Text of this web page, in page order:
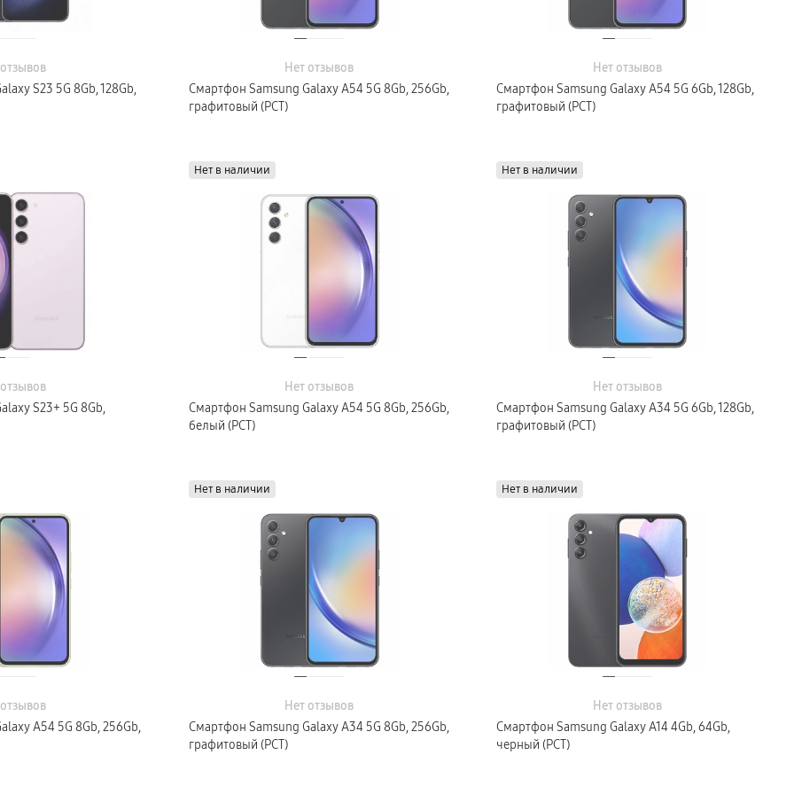
S23 5G 8Gb, 128Gb,
Нет отзывов
Смартфон Samsung Galaxy A54 5G 8Gb, 256Gb,
графитовый (РСТ)
Нет отзывов
Смартфон Samsung Galaxy A54 5G 6Gb, 128Gb,
графитовый (РСТ)
S23+ 5G 8Gb,
Нет в наличии
Нет отзывов
Смартфон Samsung Galaxy A54 5G 8Gb, 256Gb,
белый (РСТ)
Нет в наличии
Нет отзывов
Смартфон Samsung Galaxy A34 5G 6Gb, 128Gb,
графитовый (РСТ)
A54 5G 8Gb, 256Gb,
Нет в наличии
Нет отзывов
Смартфон Samsung Galaxy A34 5G 8Gb, 256Gb,
графитовый (РСТ)
Нет в наличии
Нет отзывов
Смартфон Samsung Galaxy A14 4Gb, 64Gb,
черный (РСТ)